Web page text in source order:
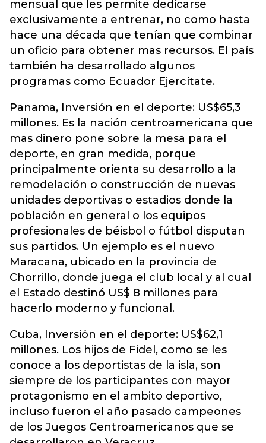
mensual que les permite dedicarse
exclusivamente a entrenar, no como hasta
hace una década que tenían que combinar
un oficio para obtener mas recursos. El país
también ha desarrollado algunos
programas como Ecuador Ejercítate.
Panama, Inversión en el deporte: US$65,3
millones. Es la nación centroamericana que
mas dinero pone sobre la mesa para el
deporte, en gran medida, porque
principalmente orienta su desarrollo a la
remodelación o construcción de nuevas
unidades deportivas o estadios donde la
población en general o los equipos
profesionales de béisbol o fútbol disputan
sus partidos. Un ejemplo es el nuevo
Maracana, ubicado en la provincia de
Chorrillo, donde juega el club local y al cual
el Estado destinó US$ 8 millones para
hacerlo moderno y funcional.
Cuba, Inversión en el deporte: US$62,1
millones. Los hijos de Fidel, como se les
conoce a los deportistas de la isla, son
siempre de los participantes con mayor
protagonismo en el ambito deportivo,
incluso fueron el año pasado campeones
de los Juegos Centroamericanos que se